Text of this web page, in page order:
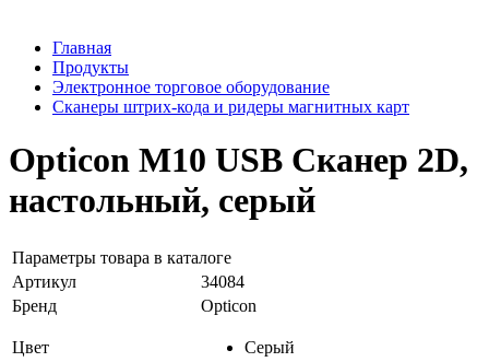
Главная
Продукты
Электронное торговое оборудование
Сканеры штрих-кода и ридеры магнитных карт
Opticon M10 USB Сканер 2D,
настольный, серый
Параметры товара в каталоге
Артикул
34084
Бренд
Opticon
Цвет Серый